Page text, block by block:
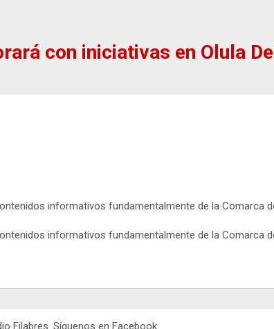
con iniciativas en Olula
informativos fundamentalmente de la Comarca
informativos fundamentalmente de la Comarca
Filabres. Síguenos en Facebook.